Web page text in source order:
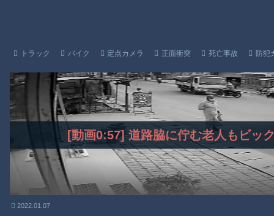
トラック バイク 定点カメラ 正面衝突 死亡事故 防犯
[動画0:57] 道路脇に佇む老人もビッ
2022.01.07